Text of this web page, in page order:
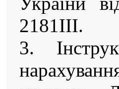
2181ІІІ.
3.